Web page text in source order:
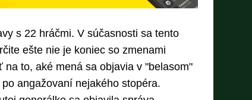
s 22 hráčmi. V súčasnosti sa tento
ešte nie je koniec so zmenami
to, aké mená sa objavia v "belasom"
angažovaní nejakého stopéra.